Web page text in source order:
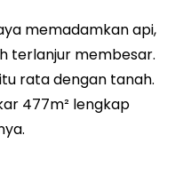
memadamkan api,
terlanjur membesar.
rata dengan tanah.
477m² lengkap